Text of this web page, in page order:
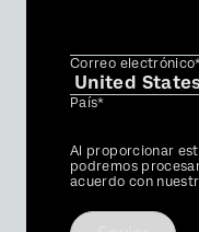
Correo
País*
Privacy
Optin
Al proporcionar
podremos
acuerdo con